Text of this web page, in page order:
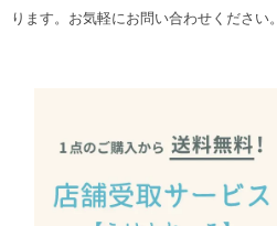
ります。お気軽にお問い合わせください。